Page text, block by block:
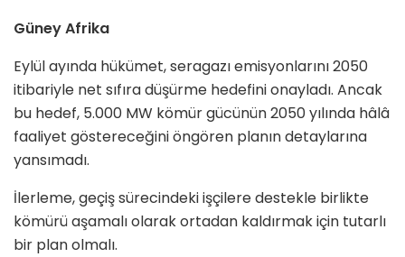
Güney Afrika
Eylül ayında hükümet, seragazı emisyonlarını 2050
itibariyle net sıfıra düşürme hedefini onayladı. Ancak
bu hedef, 5.000 MW kömür gücünün 2050 yılında hâlâ
faaliyet göstereceğini öngören planın detaylarına
yansımadı.
İlerleme, geçiş sürecindeki işçilere destekle birlikte
kömürü aşamalı olarak ortadan kaldırmak için tutarlı
bir plan olmalı.